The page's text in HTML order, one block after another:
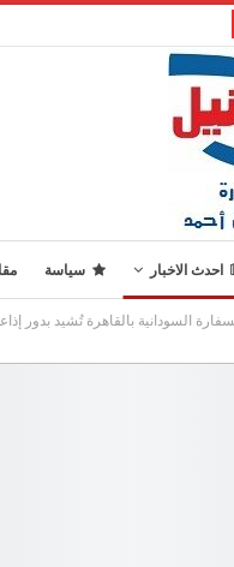
احدث الاخبار سياسة
السودانية بالقاهرة تُشيد بدور